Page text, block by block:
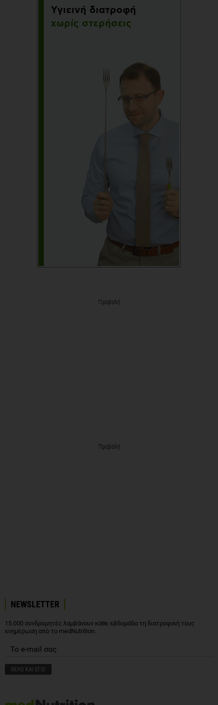
Προβολή
Προβολή
NEWSLETTER
15.000 συνδρομητές λαμβάνουν κάθε εβδομάδα τη διατροφική τους
ενημέρωση από το medNutrition.